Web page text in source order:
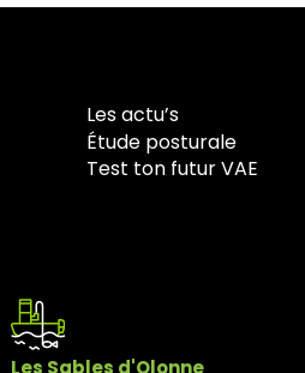
Les actu’s
Étude posturale
Test ton futur VAE
Les Sables d'Olonne